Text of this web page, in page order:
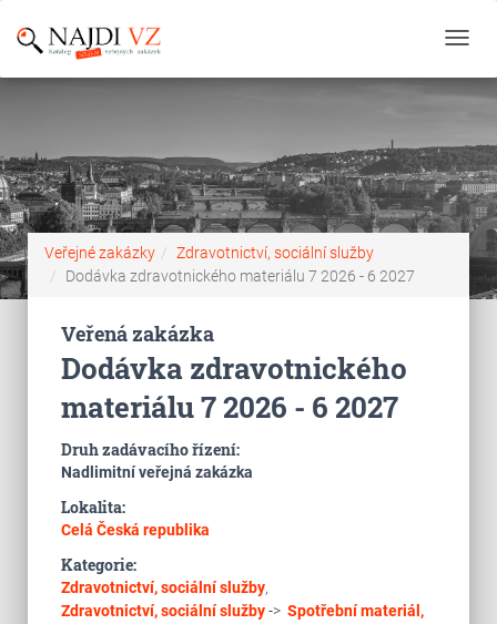
Veřejné zakázky
Zdravotnictví, sociální služby
Dodávka zdravotnického materiálu 7 2026 - 6 2027
Veřená zakázka
Dodávka zdravotnického
materiálu 7 2026 - 6 2027
Druh zadávacího řízení:
Nadlimitní veřejná zakázka
Lokalita:
Celá Česká republika
Kategorie:
Zdravotnictví, sociální služby,
Zdravotnictví, sociální služby-> Spotřební materiál,